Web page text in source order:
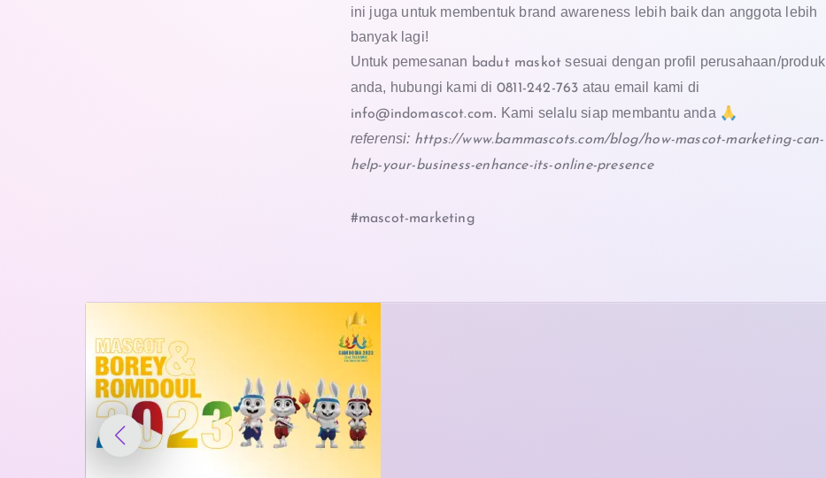
ini juga untuk membentuk brand awareness lebih baik dan anggota lebih
banyak lagi!
Untuk pemesanan badut maskot sesuai dengan profil perusahaan/produk
anda, hubungi kami di 0811-242-763 atau email kami di
info@indomascot.com. Kami selalu siap membantu anda 🙏
referensi: https://www.bammascots.com/blog/how-mascot-marketing-can-
help-your-business-enhance-its-online-presence
#mascot-marketing